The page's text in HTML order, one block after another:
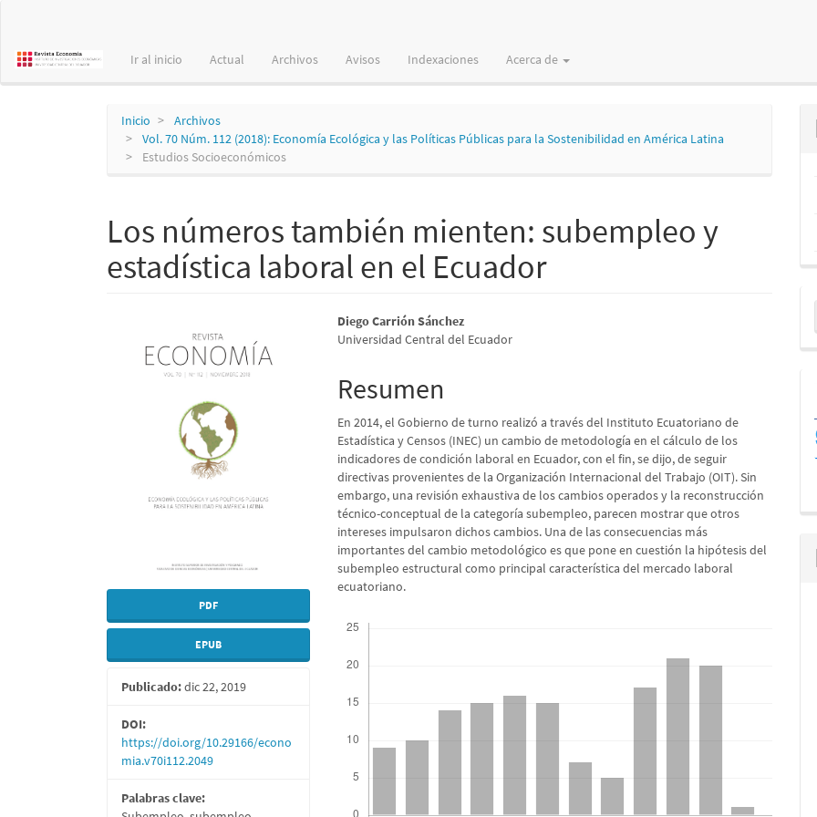
principal
Ir al inicio Actual Archivos Avisos Indexaciones Acerca de
Inicio
Archivos
Vol. 70 Núm. 112 (2018): Economía Ecológica y las Políticas Públicas para la Sostenibilidad en América Latina
Estudios Socioeconómicos
Los números también mienten: subempleo y
estadística laboral en el Ecuador
lateral
artículo
PDF
EPUB
Publicado:dic 22, 2019
DOI:
https://doi.org/10.29166/econo
mia.v70i112.2049
Palabras clave:
Contenido
principal
del
artículo
Diego Carrión Sánchez
Universidad Central del Ecuador
Resumen
En 2014, el Gobierno de turno realizó a través del Instituto Ecuatoriano de
Estadística y Censos (INEC) un cambio de metodología en el cálculo de los
indicadores de condición laboral en Ecuador, con el fin, se dijo, de seguir
directivas provenientes de la Organización Internacional del Trabajo (OIT). Sin
embargo, una revisión exhaustiva de los cambios operados y la reconstrucción
técnico-conceptual de la categoría subempleo, parecen mostrar que otros
intereses impulsaron dichos cambios. Una de las consecuencias más
importantes del cambio metodológico es que pone en cuestión la hipótesis del
subempleo estructural como principal característica del mercado laboral
ecuatoriano.